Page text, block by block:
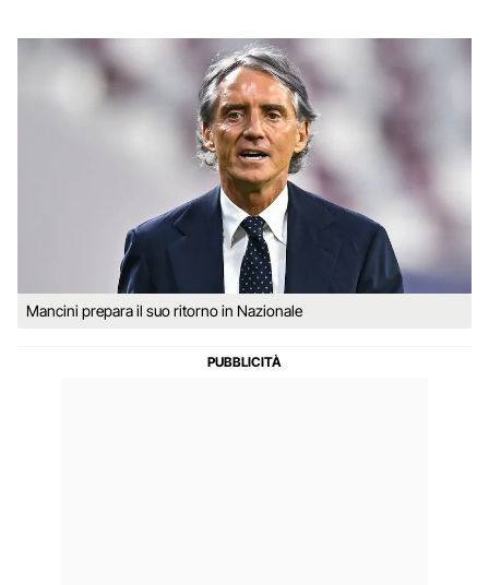
Mancini prepara il suo ritorno in Nazionale